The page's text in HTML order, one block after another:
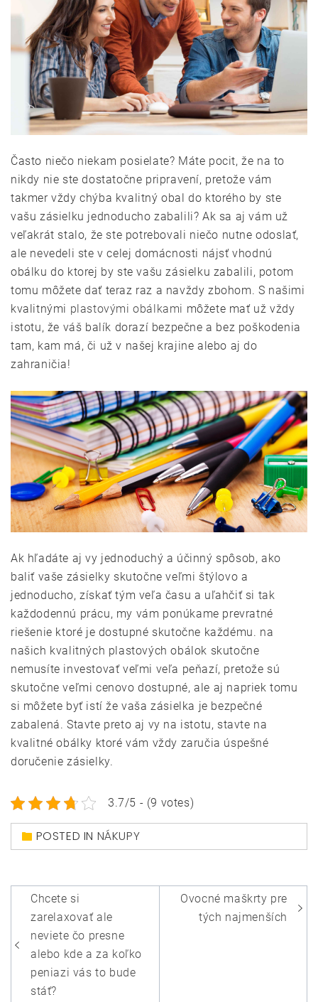
Často niečo niekam posielate? Máte pocit, že na to
nikdy nie ste dostatočne pripravení, pretože vám
takmer vždy chýba kvalitný obal do ktorého by ste
vašu zásielku jednoducho zabalili? Ak sa aj vám už
veľakrát stalo, že ste potrebovali niečo nutne odoslať,
ale nevedeli ste v celej domácnosti nájsť vhodnú
obálku do ktorej by ste vašu zásielku zabalili, potom
tomu môžete dať teraz raz a navždy zbohom. S našimi
kvalitnými plastovými obálkami môžete mať už vždy
istotu, že váš balík dorazí bezpečne a bez poškodenia
tam, kam má, či už v našej krajine alebo aj do
zahraničia!
Ak hľadáte aj vy jednoduchý a účinný spôsob, ako
baliť vaše zásielky skutočne veľmi štýlovo a
jednoducho, získať tým veľa času a uľahčiť si tak
každodennú prácu, my vám ponúkame prevratné
riešenie ktoré je dostupné skutočne každému. na
našich kvalitných plastových obálok skutočne
nemusíte investovať veľmi veľa peňazí, pretože sú
skutočne veľmi cenovo dostupné, ale aj napriek tomu
si môžete byť istí že vaša zásielka je bezpečné
zabalená. Stavte preto aj vy na istotu, stavte na
kvalitné obálky ktoré vám vždy zaručia úspešné
doručenie zásielky.
3.7/5 - (9 votes)
POSTED IN NÁKUPY
Navigace
pro
příspěvek
Chcete si
zarelaxovať ale
neviete čo presne
alebo kde a za koľko
peniazi vás to bude
stáť?
Ovocné maškrty pre
tých najmenších